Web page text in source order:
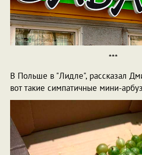
***
В Польше в "Лидле", рассказал
вот такие симпатичные мини-